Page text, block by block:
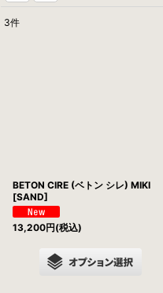
3件
BETON CIRE (ベトン シレ) MIKI
[SAND]
13,200円(税込)